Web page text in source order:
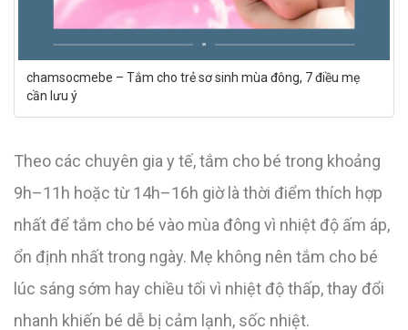
chamsocmebe – Tắm cho trẻ sơ sinh mùa đông, 7 điều mẹ
cần lưu ý
Theo các chuyên gia y tế, tắm cho bé trong khoảng
9h–11h hoặc từ 14h–16h giờ là thời điểm thích hợp
nhất để tắm cho bé vào mùa đông vì nhiệt độ ấm áp,
ổn định nhất trong ngày. Mẹ không nên tắm cho bé
lúc sáng sớm hay chiều tối vì nhiệt độ thấp, thay đổi
nhanh khiến bé dễ bị cảm lạnh, sốc nhiệt.